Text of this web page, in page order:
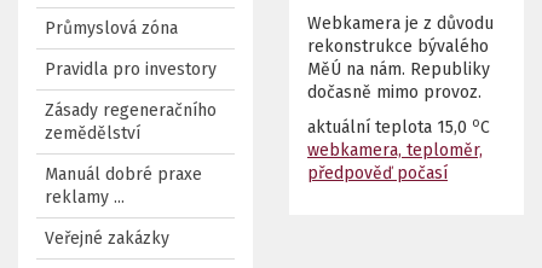
Průmyslová zóna
Pravidla pro investory
Zásady regeneračního
zemědělství
Manuál dobré praxe
reklamy ...
Veřejné zakázky
Webkamera je z důvodu
rekonstrukce bývalého
MěÚ na nám. Republiky
dočasně mimo provoz.
aktuální teplota 15,0 oC
webkamera, teploměr,
předpověď počasí